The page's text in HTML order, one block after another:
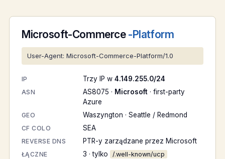
Microsoft-Commerce -Platform
User-Agent: Microsoft-Commerce-Platform/1.0
IP Trzy IP w 4.149.255.0/24
ASN AS8075 · Microsoft · first-party
Azure
GEO Waszyngton · Seattle / Redmond
CF COLO SEA
REVERSE DNS PTR-y zarządzane przez Microsoft
ŁĄCZNE
3 · tylko /.well-known/ucp